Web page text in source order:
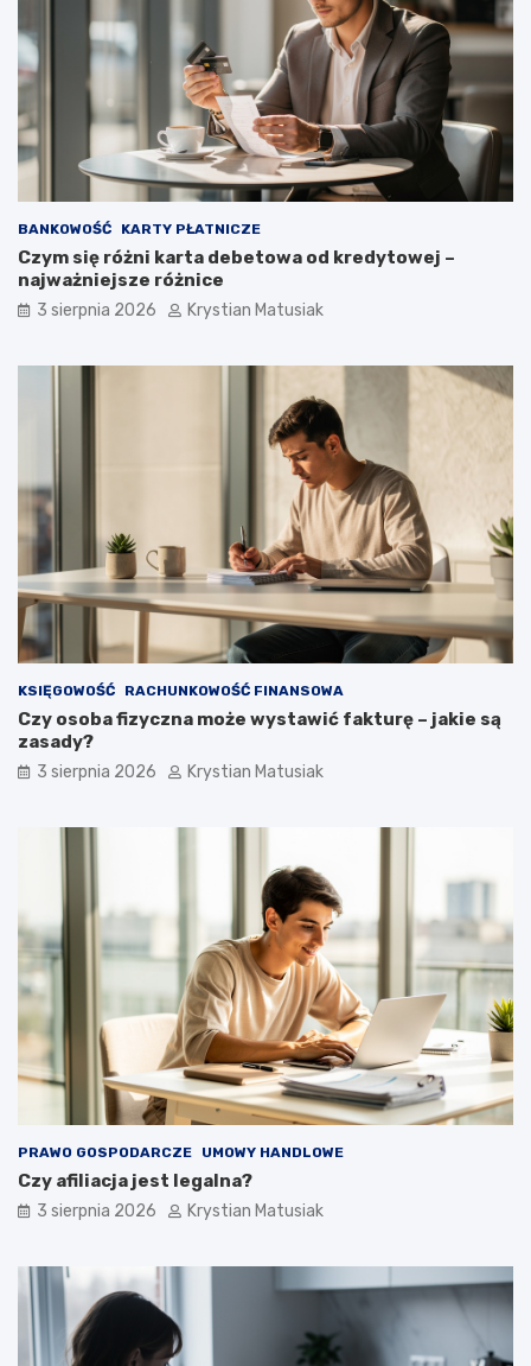
BANKOWOŚĆ KARTY PŁATNICZE
Czym się różni karta debetowa od kredytowej –
najważniejsze różnice
3 sierpnia 2026 Krystian Matusiak
KSIĘGOWOŚĆ RACHUNKOWOŚĆ FINANSOWA
Czy osoba fizyczna może wystawić fakturę – jakie są
zasady?
3 sierpnia 2026 Krystian Matusiak
PRAWO GOSPODARCZE UMOWY HANDLOWE
Czy afiliacja jest legalna?
3 sierpnia 2026 Krystian Matusiak